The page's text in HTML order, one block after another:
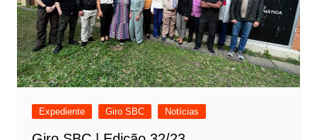
Expediente Giro SBC Notícias